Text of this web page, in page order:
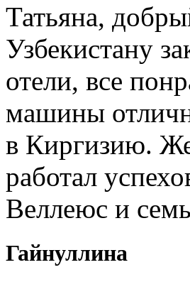
Татьяна,
Узбекистану
отели, все
машины
в Киргизию.
работал
Веллеюс и
Гайнуллина